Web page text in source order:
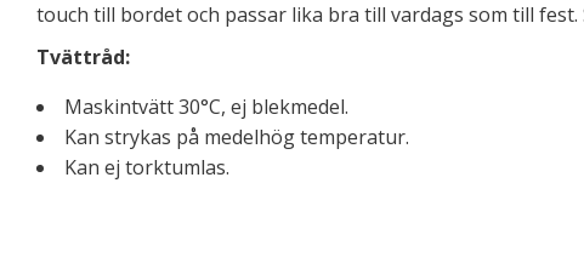
touch till bordet och passar lika bra till vardags som till fest.
Tvättråd:
Maskintvätt 30°C, ej blekmedel.
Kan strykas på medelhög temperatur.
Kan ej torktumlas.